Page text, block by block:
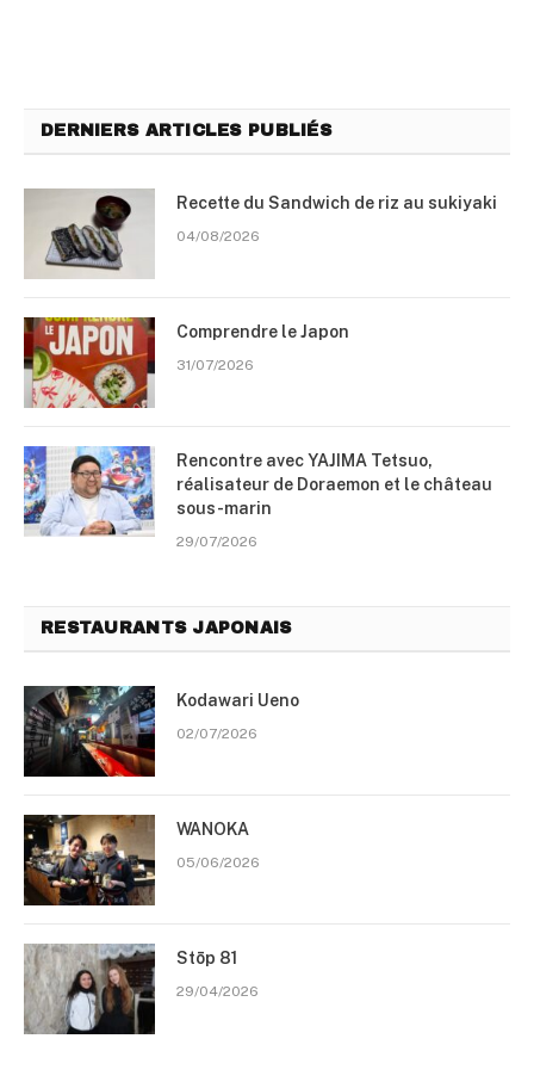
DERNIERS ARTICLES PUBLIÉS
Recette du Sandwich de riz au sukiyaki
04/08/2026
Comprendre le Japon
31/07/2026
Rencontre avec YAJIMA Tetsuo,
réalisateur de Doraemon et le château
sous-marin
29/07/2026
RESTAURANTS JAPONAIS
Kodawari Ueno
02/07/2026
WANOKA
05/06/2026
Stōp 81
29/04/2026